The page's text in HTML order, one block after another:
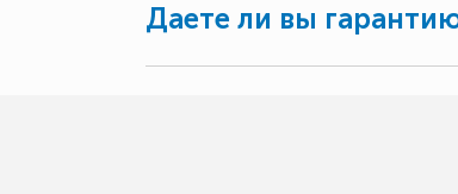
Даете ли вы